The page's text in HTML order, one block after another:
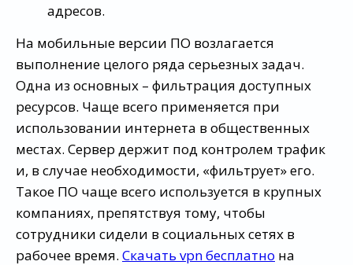
адресов.
На мобильные версии ПО возлагается
выполнение целого ряда серьезных задач.
Одна из основных – фильтрация доступных
ресурсов. Чаще всего применяется при
использовании интернета в общественных
местах. Сервер держит под контролем трафик
и, в случае необходимости, «фильтрует» его.
Такое ПО чаще всего используется в крупных
компаниях, препятствуя тому, чтобы
сотрудники сидели в социальных сетях в
рабочее время. Скачать vpn бесплатно на